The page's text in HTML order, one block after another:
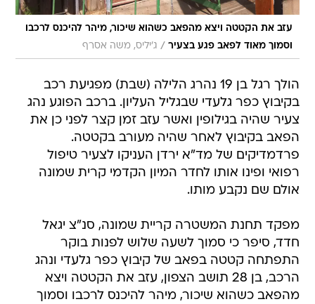
עזב את הקטטה ויצא מהפאב כשהוא שיכור, מיהר להיכנס לרכבו
וסמוך מאוד לפאב פגע בצעיר / ג'יליס, משה אסרף
הולך רגל בן 19 נהרג הלילה (שבת) מפגיעת רכב
בקיבוץ כפר גלעדי שבגליל העליון. ברכב הפוגע נהג
צעיר שהיה בגילופין ואשר עזב זמן קצר לפני כן את
הפאב בקיבוץ לאחר שהיה מעורב בקטטה.
פרדמדיקים של מד"א ירדן העניקו לצעיר טיפול
רפואי ופינו אותו לחדר המיון הקדמי קרית שמונה
אולם שם נקבע מותו.
מפקד תחנת המשטרה קריית שמונה, סנ"צ יגאל
חדד, סיפר כי סמוך לשעה שלוש לפנות בוקר
התפתחה קטטה בפאב של קיבוץ כפר גלעדי ונהג
הרכב, בן 28 תושב הצפון, עזב את הקטטה ויצא
מהפאב כשהוא שיכור, מיהר להיכנס לרכבו וסמוך